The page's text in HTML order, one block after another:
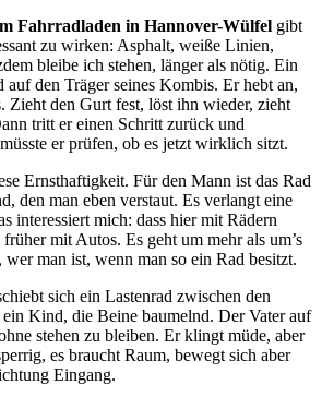
Fahrradladen in Hannover-Wülfel gibt
zu wirken: Asphalt, weiße Linien,
bleibe ich stehen, länger als nötig. Ein
auf den Träger seines Kombis. Er hebt an,
Zieht den Gurt fest, löst ihn wieder, zieht
tritt er einen Schritt zurück und
er prüfen, ob es jetzt wirklich sitzt.
Ernsthaftigkeit. Für den Mann ist das Rad
den man eben verstaut. Es verlangt eine
interessiert mich: dass hier mit Rädern
mit Autos. Es geht um mehr als um’s
wer man ist, wenn man so ein Rad besitzt.
sich ein Lastenrad zwischen den
Kind, die Beine baumelnd. Der Vater auf
stehen zu bleiben. Er klingt müde, aber
es braucht Raum, bewegt sich aber
Eingang.